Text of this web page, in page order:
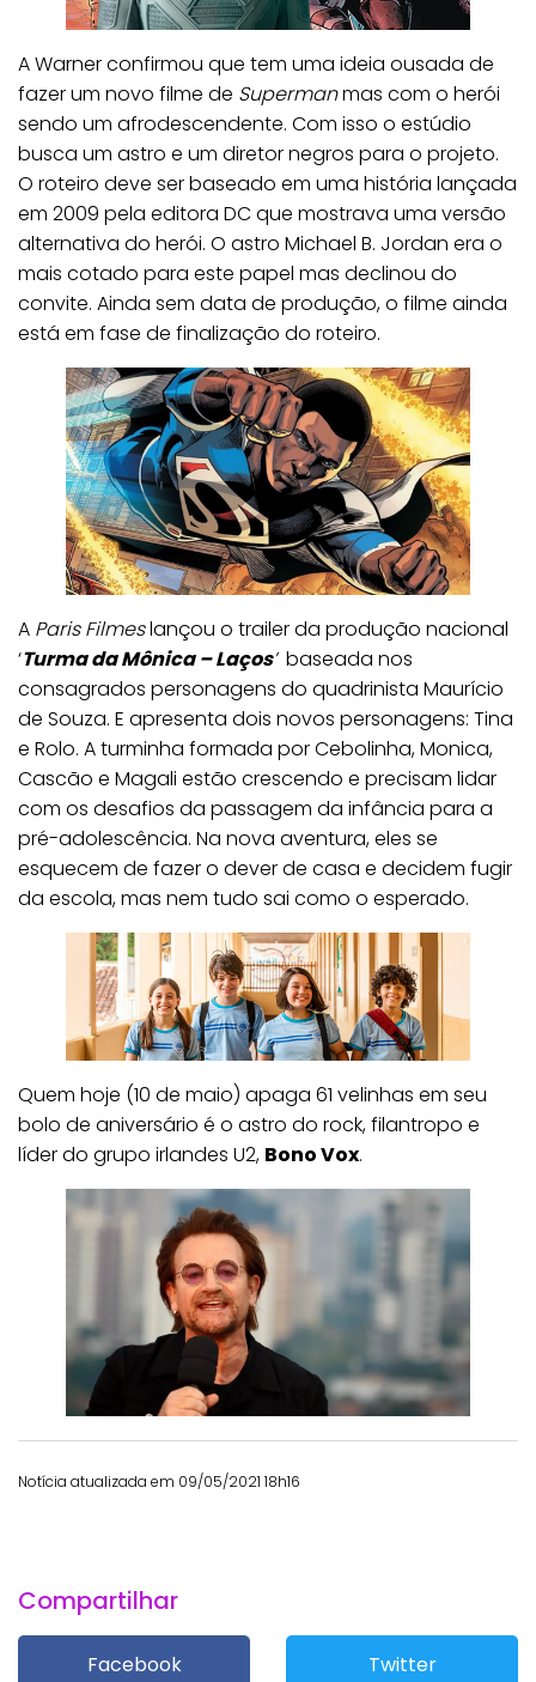
A Warner confirmou que tem uma ideia ousada de
fazer um novo filme de Supermanmas com o herói
sendo um afrodescendente. Com isso o estúdio
busca um astro e um diretor negros para o projeto.
O roteiro deve ser baseado em uma história lançada
em 2009 pela editora DC que mostrava uma versão
alternativa do herói. O astro Michael B. Jordan era o
mais cotado para este papel mas declinou do
convite. Ainda sem data de produção, o filme ainda
está em fase de finalização do roteiro.
A Paris Filmeslançou o trailer da produção nacional
‘Turma da Mônica – Laços’baseada nos
consagrados personagens do quadrinista Maurício
de Souza. E apresenta dois novos personagens: Tina
e Rolo. A turminha formada por Cebolinha, Monica,
Cascão e Magali estão crescendo e precisam lidar
com os desafios da passagem da infância para a
pré-adolescência. Na nova aventura, eles se
esquecem de fazer o dever de casa e decidem fugir
da escola, mas nem tudo sai como o esperado.
Quem hoje (10 de maio) apaga 61 velinhas em seu
bolo de aniversário é o astro do rock, filantropo e
líder do grupo irlandes U2, Bono Vox.
Notícia atualizada em 09/05/2021 18h16
Compartilhar
Facebook Twitter